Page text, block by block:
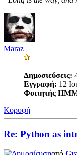
Maraz
Δημοσιεύσεις:
Εγγραφή: 12
Φοιτητής
Κορυφή
Re: Python as
από